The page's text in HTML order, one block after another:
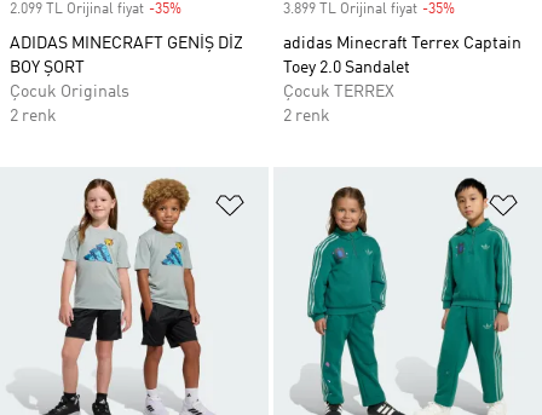
2.099 TL Orijinal fiyat -35%
ADIDAS MINECRAFT GENİŞ DİZ
BOY ŞORT
Çocuk Originals
2 renk
3.899 TL Orijinal fiyat -35%
adidas Minecraft Terrex Captain
Toey 2.0 Sandalet
Çocuk TERREX
2 renk
Favori Listesine Ekle